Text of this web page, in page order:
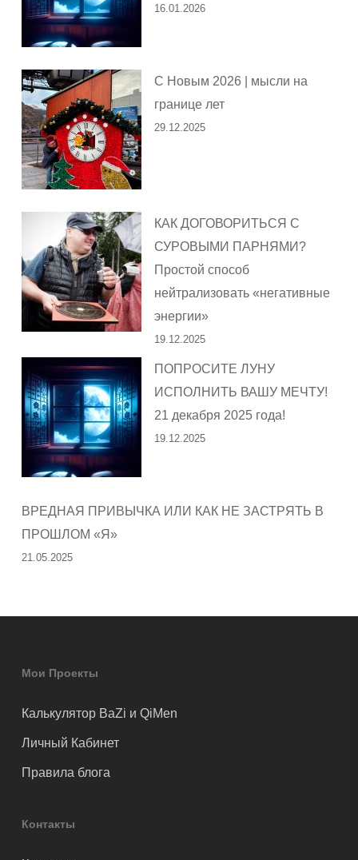
16.01.2026
С Новым 2026 | мысли на
границе лет
29.12.2025
КАК ДОГОВОРИТЬСЯ С
СУРОВЫМИ ПАРНЯМИ?
Простой способ
нейтрализовать «негативные
энергии»
19.12.2025
ПОПРОСИТЕ ЛУНУ
ИСПОЛНИТЬ ВАШУ МЕЧТУ!
21 декабря 2025 года!
19.12.2025
ВРЕДНАЯ ПРИВЫЧКА ИЛИ КАК НЕ ЗАСТРЯТЬ В
ПРОШЛОМ «Я»
21.05.2025
Мои Проекты
Калькулятор BaZi и QiMen
Личный Кабинет
Правила блога
Контакты